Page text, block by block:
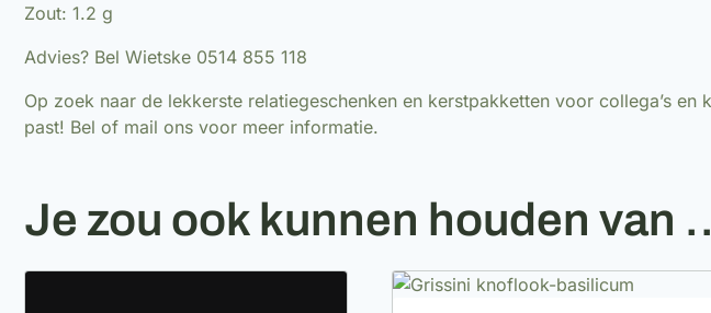
Zout: 1.2 g
Advies? Bel Wietske 0514 855 118
Op zoek naar de lekkerste relatiegeschenken en kerstpakketten voor collega’s
past! Bel of mail ons voor meer informatie.
Je zou ook kunnen houden van